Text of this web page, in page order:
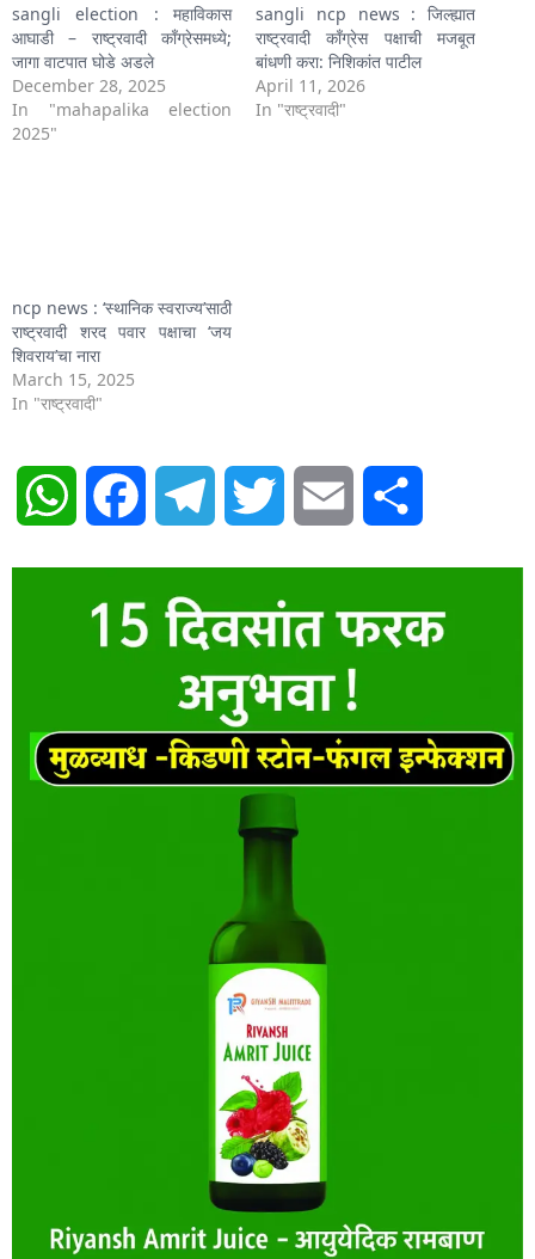
sangli election : महाविकास
आघाडी – राष्ट्रवादी काँग्रेसमध्ये;
जागा वाटपात घोडे अडले
December 28, 2025
In "mahapalika election
2025"
sangli ncp news : जिल्ह्यात
राष्ट्रवादी काँग्रेस पक्षाची मजबूत
बांधणी करा: निशिकांत पाटील
April 11, 2026
In "राष्ट्रवादी"
ncp news : ‘स्थानिक स्वराज्य’साठी
राष्ट्रवादी शरद पवार पक्षाचा ‘जय
शिवराय’चा नारा
March 15, 2025
In "राष्ट्रवादी"
WhatsAppFacebook Telegram Twitter Email